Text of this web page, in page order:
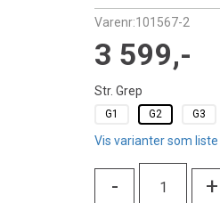
Varenr:101567-2
3 599,-
Str. Grep
G1 G2 G3
Vis varianter som liste
- +